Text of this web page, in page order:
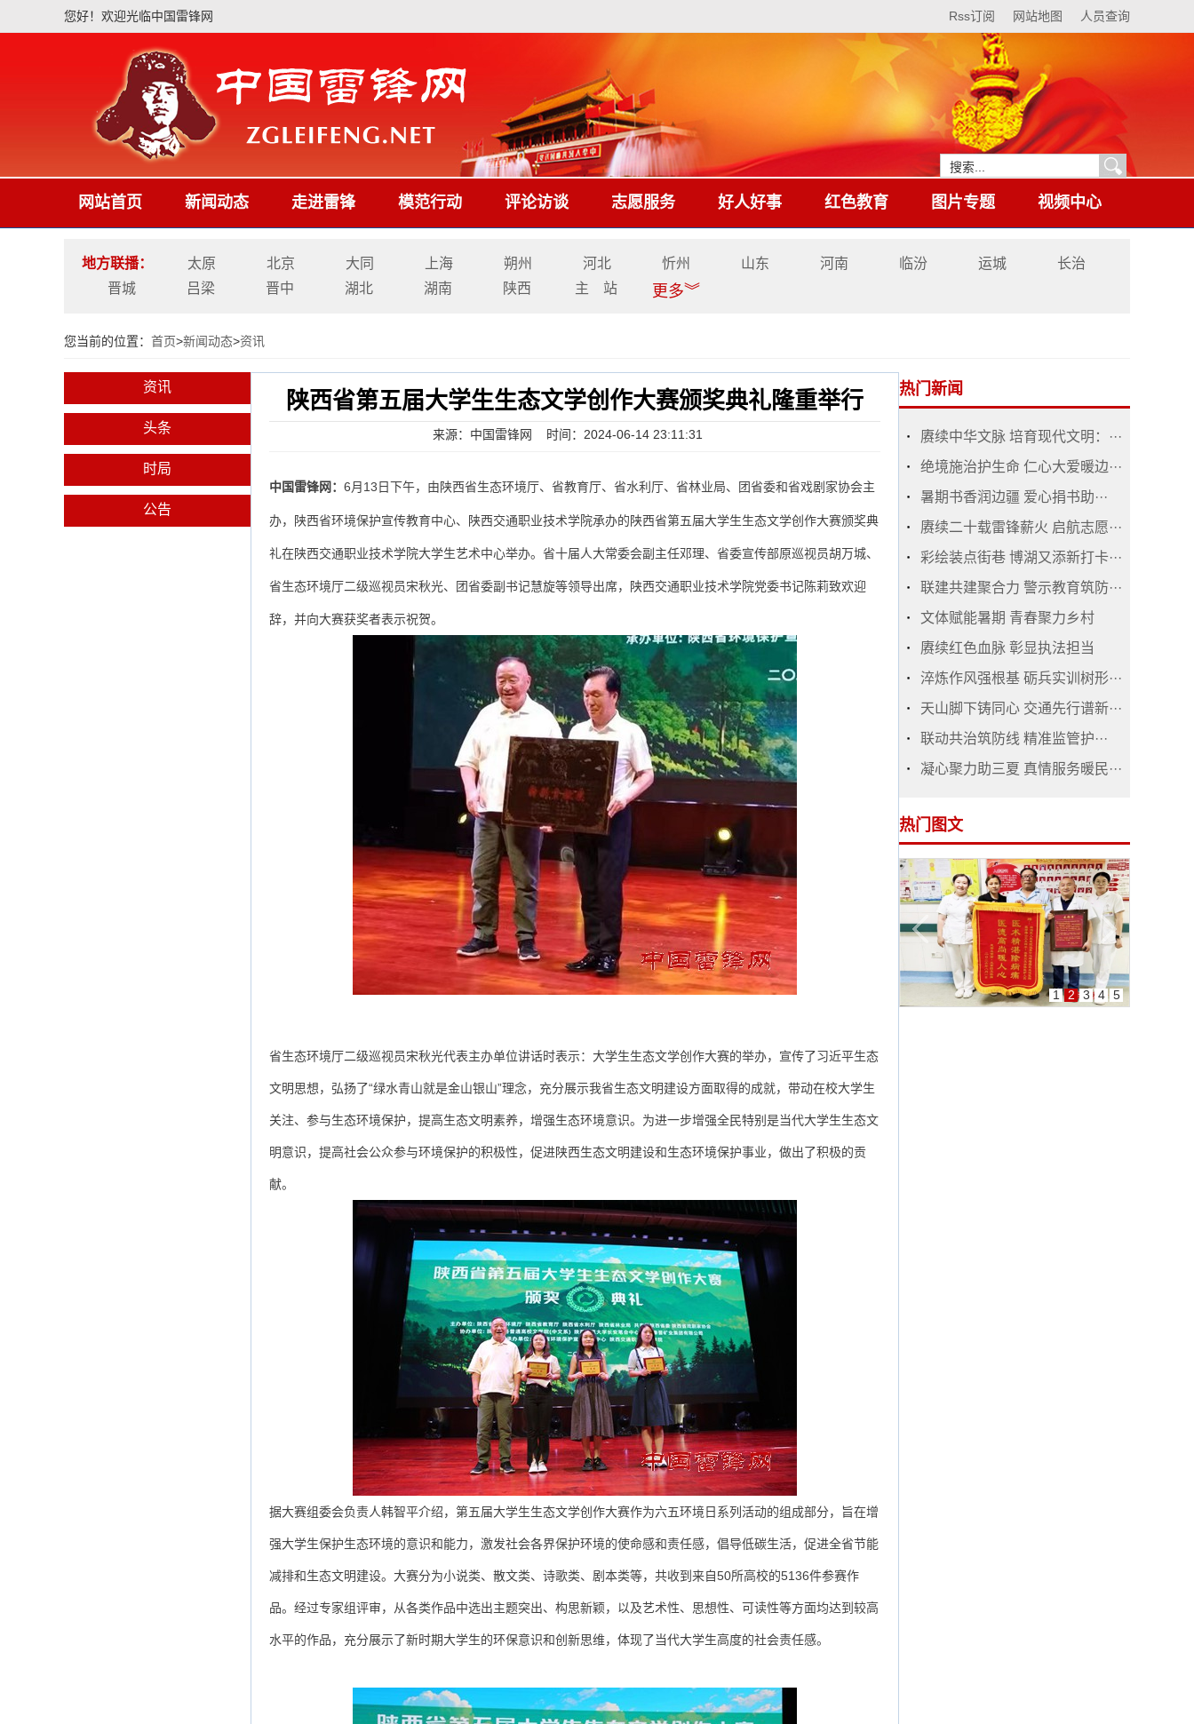
您好！欢迎光临中国雷锋网 Rss订阅 网站地图 人员查询
网站首页 新闻动态 走进雷锋 模范行动 评论访谈 志愿服务 好人好事 红色教育 图片专题 视频中心
地方联播： 太原 北京 大同 上海 朔州 河北 忻州 山东 河南 临汾 运城
长治
晋城
吕梁 晋中 湖北 湖南 陕西 主 站 更多︾
您当前的位置： 首页>新闻动态>资讯
陕西省第五届大学生生态文学创作大赛颁奖典礼隆重举行
来源：中国雷锋网 时间：2024-06-14 23:11:31
中国雷锋网： 6月13日下午，由陕西省生态环境厅、省教育厅、省水利厅、省林业局、团省委和省戏剧家协会主
办，陕西省环境保护宣传教育中心、陕西交通职业技术学院承办的陕西省第五届大学生生态文学创作大赛颁奖典
礼在陕西交通职业技术学院大学生艺术中心举办。省十届人大常委会副主任邓理、省委宣传部原巡视员胡万城、
省生态环境厅二级巡视员宋秋光、团省委副书记慧旋等领导出席，陕西交通职业技术学院党委书记陈莉致欢迎
辞，并向大赛获奖者表示祝贺。
省生态环境厅二级巡视员宋秋光代表主办单位讲话时表示：大学生生态文学创作大赛的举办，宣传了习近平生态
文明思想，弘扬了“绿水青山就是金山银山”理念，充分展示我省生态文明建设方面取得的成就，带动在校大学生
关注、参与生态环境保护，提高生态文明素养，增强生态环境意识。为进一步增强全民特别是当代大学生生态文
明意识，提高社会公众参与环境保护的积极性，促进陕西生态文明建设和生态环境保护事业，做出了积极的贡
献。
据大赛组委会负责人韩智平介绍，第五届大学生生态文学创作大赛作为六五环境日系列活动的组成部分，旨在增
强大学生保护生态环境的意识和能力，激发社会各界保护环境的使命感和责任感，倡导低碳生活，促进全省节能
减排和生态文明建设。大赛分为小说类、散文类、诗歌类、剧本类等，共收到来自50所高校的5136件参赛作
品。经过专家组评审，从各类作品中选出主题突出、构思新颖，以及艺术性、思想性、可读性等方面均达到较高
水平的作品，充分展示了新时期大学生的环保意识和创新思维，体现了当代大学生高度的社会责任感。
资讯
头条
时局
公告
热门新闻
赓续中华文脉 培育现代文明：···
绝境施治护生命 仁心大爱暖边···
暑期书香润边疆 爱心捐书助···
赓续二十载雷锋薪火 启航志愿···
彩绘装点街巷 博湖又添新打卡···
联建共建聚合力 警示教育筑防···
文体赋能暑期 青春聚力乡村
赓续红色血脉 彰显执法担当
淬炼作风强根基 砺兵实训树形···
天山脚下铸同心 交通先行谱新···
联动共治筑防线 精准监管护···
凝心聚力助三夏 真情服务暖民···
热门图文
1 2 3 4 5